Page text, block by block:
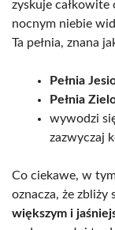
zyskuje całkowite
nocnym niebie
Ta pełnia, znana
Pełnia
Pełnia
wywodzi
zazwyczaj
Co ciekawe, w
oznacza, że zbliży
większym i